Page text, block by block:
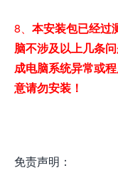
8、 本安装包已经过
脑不涉及以上几条
成电脑系统异常或
意请勿安装！
免责声明：